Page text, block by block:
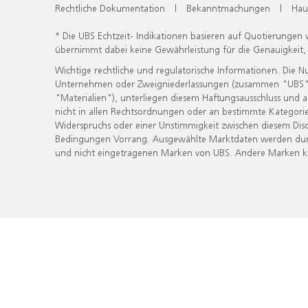
Rechtliche Dokumentation | Bekanntmachungen |
* Die UBS Echtzeit- Indikationen basieren auf
übernimmt dabei keine Gewährleistung für die
Wichtige rechtliche und regulatorische Informationen. Die
Unternehmen oder Zweigniederlassungen (zusammen
"Materialien"), unterliegen diesem Haftungsausschluss
nicht in allen Rechtsordnungen oder an bestimmte
Widerspruchs oder einer Unstimmigkeit zwischen diesem
Bedingungen Vorrang. Ausgewählte Marktdaten werden
und nicht eingetragenen Marken von UBS. Andere Marken